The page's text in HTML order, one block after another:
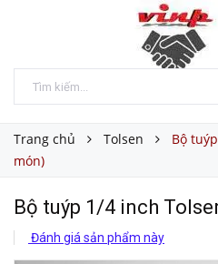
Trang chủ Tolsen
Bộ
món)
Bộ tuýp 1/4 inch
Đánh giá sản phẩm này